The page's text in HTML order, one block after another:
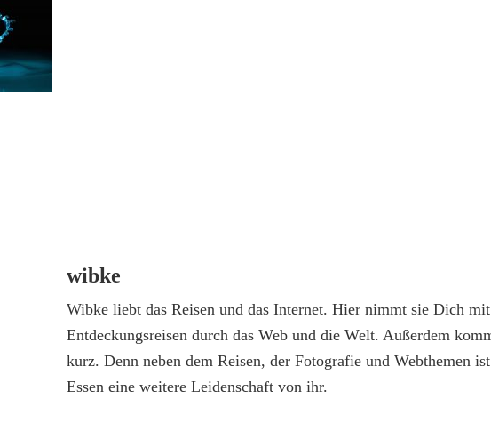
wibke
Wibke liebt das Reisen und das Internet. Hier nimmt sie Dich
Entdeckungsreisen durch das Web und die Welt. Außerdem
kurz. Denn neben dem Reisen, der Fotografie und Webthemen
Essen eine weitere Leidenschaft von ihr.